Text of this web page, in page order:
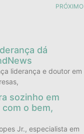
PRÓXIMO
dá
liderança e doutor em
sozinho em
o bem,
Jr., especialista em